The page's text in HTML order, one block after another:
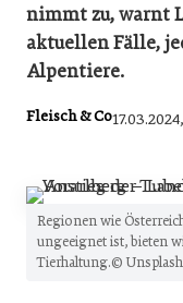
nimmt zu, warnt
aktuellen Fälle,
Alpentiere.
Fleisch & Co
Regionen wie
ungeeignet ist, bieten
Tierhaltung.©